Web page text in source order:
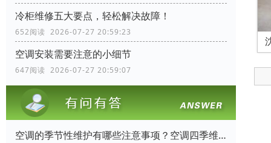
冷柜维修五大要点，轻松解决故障！
652阅读 2026-07-27 20:59:23
空调安装需要注意的小细节
647阅读 2026-07-27 20:59:07
空调的季节性维护有哪些注意事项？空调四季维护手册